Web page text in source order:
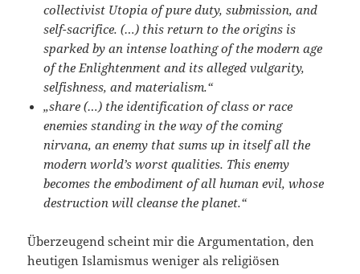
collectivist Utopia of pure duty, submission, and
self-sacrifice. (…) this return to the origins is
sparked by an intense loathing of the modern age
of the Enlightenment and its alleged vulgarity,
selfishness, and materialism.“
„share (…) the identification of class or race
enemies standing in the way of the coming
nirvana, an enemy that sums up in itself all the
modern world’s worst qualities. This enemy
becomes the embodiment of all human evil, whose
destruction will cleanse the planet.“
Überzeugend scheint mir die Argumentation, den
heutigen Islamismus weniger als religiösen